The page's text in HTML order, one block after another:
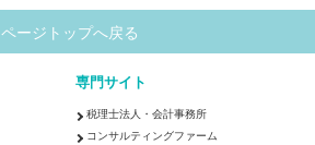
ページトップへ戻る
専門サイト
税理士法人・会計事務所
コンサルティングファーム